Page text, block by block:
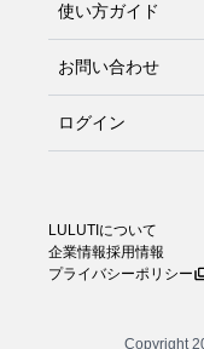
使い方ガイド
お問い合わせ
ログイン
LULUTIについて
企業情報採用情報
プライバシーポリシー
Copyright